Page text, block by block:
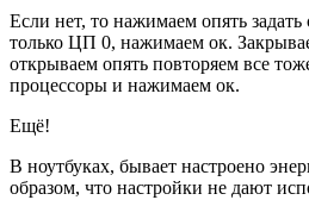
Если нет, то нажимаем опять задать
только ЦП 0, нажимаем ок.
открываем опять повторяем все
процессоры и нажимаем ок.
Ещё!
В ноутбуках, бывает настроено
образом, что настройки не дают